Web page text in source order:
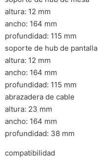
altura: 12 mm
ancho: 164 mm
profundidad: 115 mm
soporte de hub de pantalla
altura: 12 mm
ancho: 164 mm
profundidad: 115 mm
abrazadera de cable
altura: 23 mm
ancho: 164 mm
profundidad: 38 mm
compatibilidad